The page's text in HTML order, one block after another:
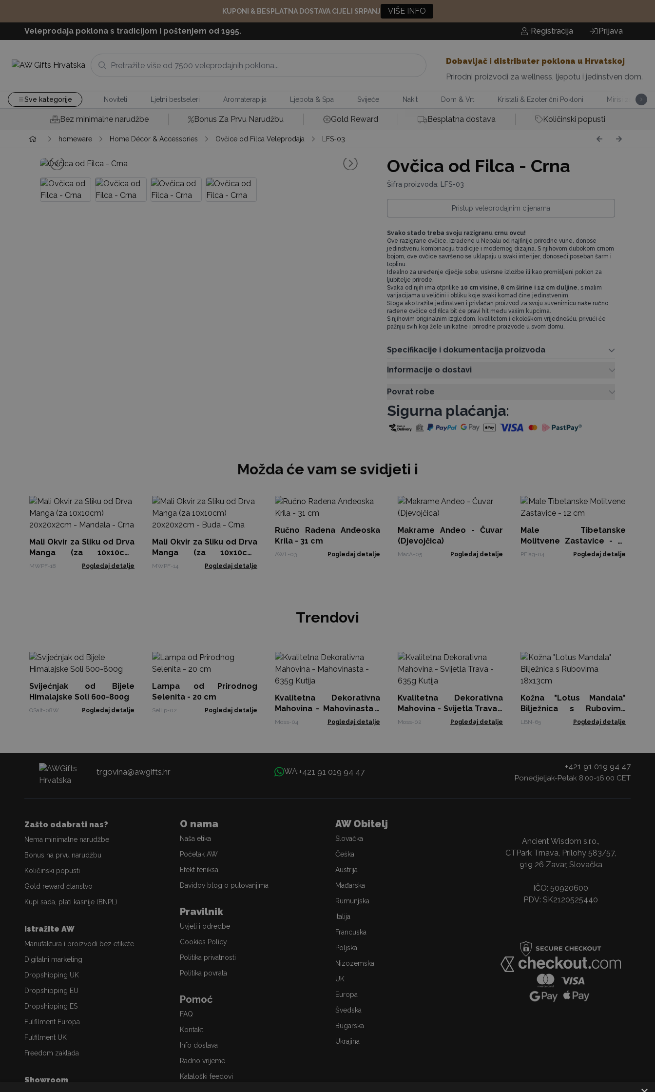
KUPONI & BESPLATNA DOSTAVA CIJELI SRPANJ VIŠE INFO
Veleprodaja poklona s tradicijom i poštenjem od 1995. Registracija Prijava
Dobavljač i distributer poklona u Hrvatskoj
Prirodni proizvodi za wellness, ljepotu i jedinstven dom.
Sve kategorije Noviteti Ljetni bestseleri Aromaterapija Ljepota & Spa Svijeće Nakit Dom & Vrt Kristali & Ezoterični Pokloni Mirisi za Dom
Bez minimalne narudžbe Bonus Za Prvu Narudžbu Gold Reward Besplatna dostava Količinski popusti
homeware Home Décor & Accessories Ovčice od Filca Veleprodaja LFS-03
Ovčica od Filca - Crna
Šifra proizvoda: LFS-03
Pristup veleprodajnim cijenama
Svako stado treba svoju razigranu crnu ovcu!
Ove razigrane ovčice, izrađene u Nepalu od najfinije prirodne vune, donose
jedinstvenu kombinaciju tradicije i modernog dizajna. S njihovom dubokom crnom
bojom, ove ovčice savršeno se uklapaju u svaki interijer, donoseći poseban šarm i
toplinu.
Idealno za uređenje dječje sobe, uskrsne izložbe ili kao promišljeni poklon za
ljubitelje prirode.
Svaka od njih ima otprilike 10 cm visine, 8 cm širine i 12 cm duljine, s malim
varijacijama u veličini i obliku koje svaki komad čine jedinstvenim.
Stoga ako tražite jedinstven i privlačan proizvod za svoju suvenirnicu naše ručno
rađene ovčice od filca bit će pravi hit među vašim kupcima.
S njihovim originalnim izgledom, kvalitetom i ekološkom vrijednošću, privući će
pažnju svih koji žele unikatne i prirodne proizvode u svom domu.
Specifikacije i dokumentacija proizvoda
Informacije o dostavi
Povrat robe
Sigurna plaćanja:
Možda će vam se svidjeti i
Mali Okvir za Sliku od Drva
Manga (za 10x10cm)
20x20x2cm - Mandala -
MWPF-18 Pogledaj detalje
Mali Okvir za Sliku od Drva
Manga (za 10x10cm)
20x20x2cm - Buda - Crna
MWPF-14 Pogledaj detalje
Ručno Rađena Anđeoska
Krila - 31 cm
AWL-03 Pogledaj detalje
Makrame Anđeo - Čuvar
(Djevojčica)
MacA-05 Pogledaj detalje
Male Tibetanske
Molitvene Zastavice - 12
cm
PFlag-04 Pogledaj detalje
Trendovi
Svijećnjak od Bijele
Himalajske Soli 600-800g
QSalt-08W Pogledaj detalje
Lampa od Prirodnog
Selenita - 20 cm
SelLp-02 Pogledaj detalje
Kvalitetna Dekorativna
Mahovina - Mahovinasta -
635g Kutija
Moss-04 Pogledaj detalje
Kvalitetna Dekorativna
Mahovina - Svijetla Trava -
635g Kutija
Moss-02 Pogledaj detalje
Kožna "Lotus Mandala"
Bilježnica s Rubovima
18x13cm
LBN-65 Pogledaj detalje
trgovina@awgifts.hr WA:+421 91 019 94 47
+421 91 019 94 47
Ponedjeljak-Petak 8:00-16:00 CET
Zašto odabrati nas?
Nema minimalne narudžbe
Bonus na prvu narudžbu
Količinski popusti
Gold reward članstvo
Kupi sada, plati kasnije (BNPL)
Istražite AW
Manufaktura i proizvodi bez etikete
Digitalni marketing
Dropshipping UK
Dropshipping EU
Dropshipping ES
Fulfilment Europa
Fulfilment UK
Freedom zaklada
Showroom
O nama
Naša etika
Početak AW
Efekt feniksa
Davidov blog o putovanjima
Pravilnik
Uvjeti i odredbe
Cookies Policy
Politika privatnosti
Politika povrata
Pomoć
FAQ
Kontakt
Info dostava
Radno vrijeme
Kataloški feedovi
AW Obitelj
Slovačka
Češka
Austrija
Mađarska
Rumunjska
Italija
Francuska
Poljska
Nizozemska
UK
Europa
Švedska
Bugarska
Ukrajina
Ancient Wisdom s.r.o.,
CTPark Trnava, Prílohy 583/57,
919 26 Zavar, Slovačka
IČO: 50920600
PDV: SK2120525440